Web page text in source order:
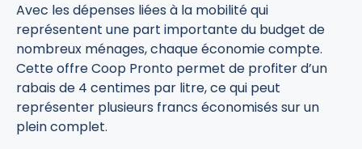
Avec les dépenses liées à la mobilité qui
représentent une part importante du budget de
nombreux ménages, chaque économie compte.
Cette offre Coop Pronto permet de profiter d’un
rabais de 4 centimes par litre, ce qui peut
représenter plusieurs francs économisés sur un
plein complet.